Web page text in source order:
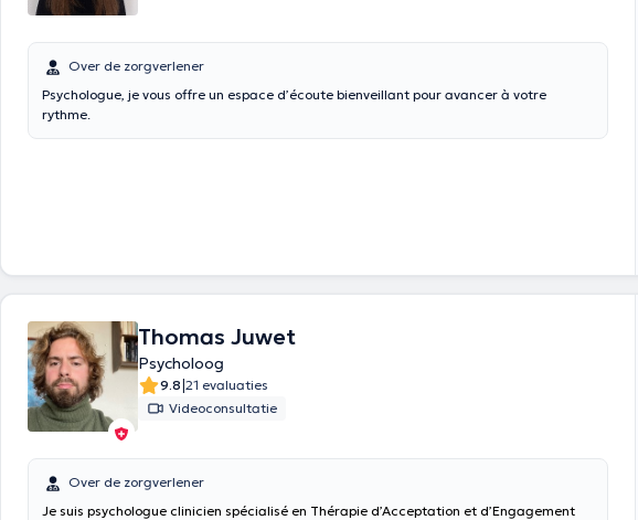
Over de zorgverlener
Psychologue, je vous offre un espace d’écoute bienveillant pour avancer à votre
rythme.
Thomas Juwet
Psycholoog
9.8|21 evaluaties
Videoconsultatie
Over de zorgverlener
Je suis psychologue clinicien spécialisé en Thérapie d’Acceptation et d’Engagement